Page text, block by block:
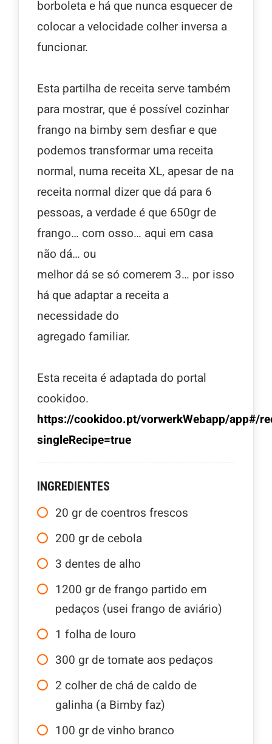
borboleta e há que nunca esquecer de
colocar a velocidade colher inversa a
funcionar.
Esta partilha de receita serve também
para mostrar, que é possível cozinhar
frango na bimby sem desfiar e que
podemos transformar uma receita
normal, numa receita XL, apesar de na
receita normal dizer que dá para 6
pessoas, a verdade é que 650gr de
frango… com osso… aqui em casa
não dá… ou
melhor dá se só comerem 3… por isso
há que adaptar a receita a
necessidade do
agregado familiar.
Esta receita é adaptada do portal
cookidoo.
https://cookidoo.pt/vorwerkWebapp/app#/
singleRecipe=true
INGREDIENTES
20 gr de coentros frescos
200 gr de cebola
3 dentes de alho
1200 gr de frango partido em
pedaços (usei frango de aviário)
1 folha de louro
300 gr de tomate aos pedaços
2 colher de chá de caldo de
galinha (a Bimby faz)
100 gr de vinho branco